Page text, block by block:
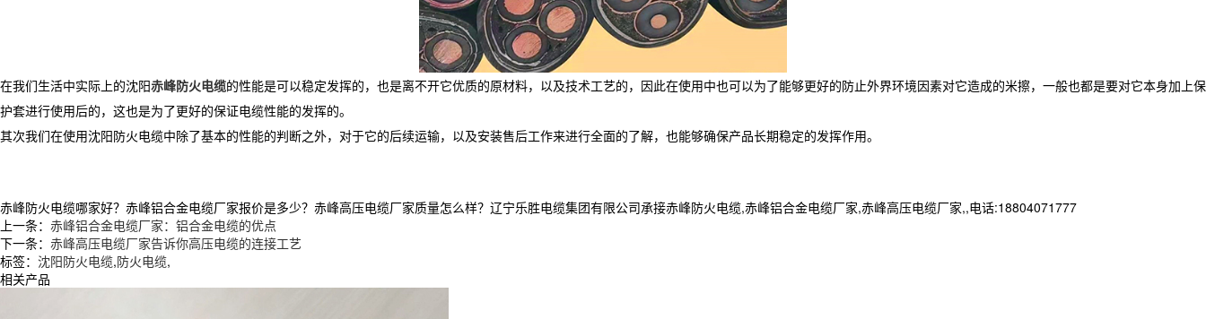
在我们生活中实际上的沈阳赤峰防火电缆的性能是可以稳定发挥的，也是离不开它优质的原材料，以及技术工艺的，因此在使用中也可以为了能够更好的防止外界环境因素对它造成的米擦，一般也都是要对它本身加上保
护套进行使用后的，这也是为了更好的保证电缆性能的发挥的。
其次我们在使用沈阳防火电缆中除了基本的性能的判断之外，对于它的后续运输，以及安装售后工作来进行全面的了解，也能够确保产品长期稳定的发挥作用。
赤峰防火电缆哪家好？赤峰铝合金电缆厂家报价是多少？赤峰高压电缆厂家质量怎么样？辽宁乐胜电缆集团有限公司承接赤峰防火电缆,赤峰铝合金电缆厂家,赤峰高压电缆厂家,,电话:18804071777
上一条： 赤峰铝合金电缆厂家：铝合金电缆的优点
下一条： 赤峰高压电缆厂家告诉你高压电缆的连接工艺
标签： 沈阳防火电缆,防火电缆,
相关产品